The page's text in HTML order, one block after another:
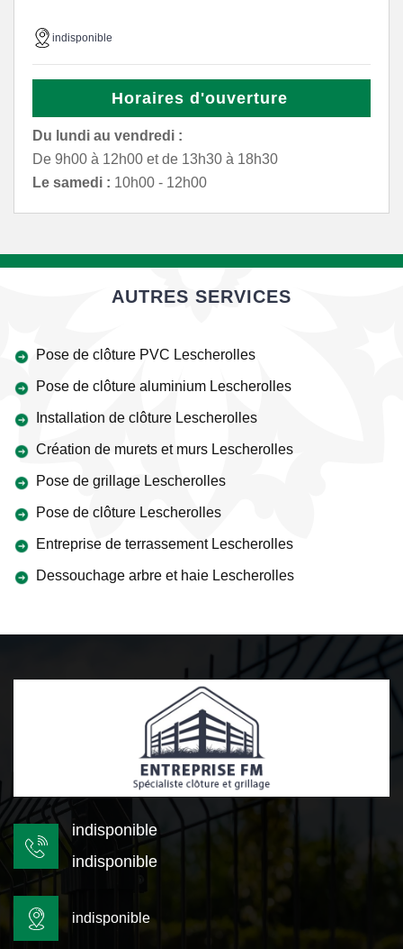
indisponible
Horaires d'ouverture
Du lundi au vendredi :
De 9h00 à 12h00 et de 13h30 à 18h30
Le samedi : 10h00 - 12h00
AUTRES SERVICES
Pose de clôture PVC Lescherolles
Pose de clôture aluminium Lescherolles
Installation de clôture Lescherolles
Création de murets et murs Lescherolles
Pose de grillage Lescherolles
Pose de clôture Lescherolles
Entreprise de terrassement Lescherolles
Dessouchage arbre et haie Lescherolles
indisponible
indisponible
indisponible